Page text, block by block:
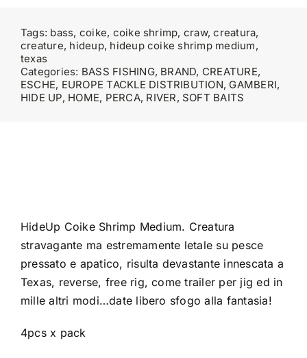
Tags: bass, coike, coike shrimp, craw,creatura,
creature, hideup, hideup coike shrimp medium,
texas
Categories: BASS FISHING, BRAND, CREATURE,
ESCHE, EUROPE TACKLE DISTRIBUTION, GAMBERI,
HIDE UP, HOME, PERCA, RIVER, SOFT BAITS
HideUp Coike Shrimp Medium. Creatura
stravagante ma estremamente letale su pesce
pressato e apatico, risulta devastante innescata a
Texas, reverse, free rig, come trailer per jig ed in
mille altri modi…date libero sfogo alla fantasia!
4pcs x pack